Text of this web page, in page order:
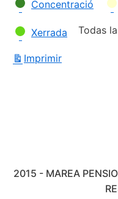
Concentració
Xerrada Todas
Imprimir
2015 - MAREA